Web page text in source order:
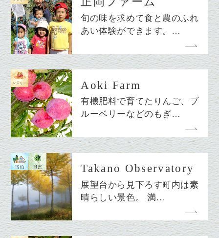
旬の味を求めて食と農のふれ
あい体験ができます。…
Aoki Farm
有機肥料で育てたりんご、ブ
ルーベリーなどのもぎ…
Takano Observatory
展望台から見下ろす町内は素
晴らしい景色。 満…